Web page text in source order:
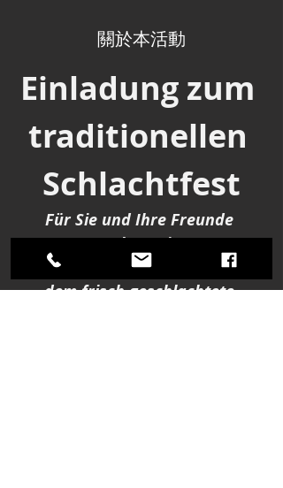
關於本活動
Einladung zum
traditionellen
Schlachtfest
Für Sie und Ihre Freunde
veranstalten wir unser
traditionelles Schlachtfest, bei
dem frisch geschlachtete